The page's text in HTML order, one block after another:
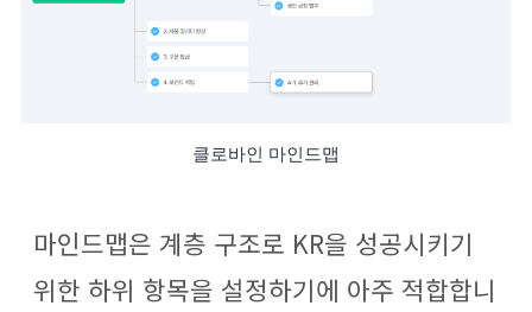
클로바인 마인드맵
마인드맵은 계층 구조로 KR을 성공시키기
위한 하위 항목을 설정하기에 아주 적합합니